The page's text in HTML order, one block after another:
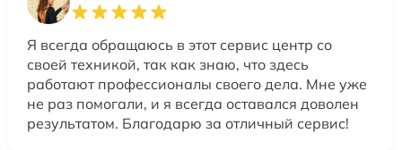
Я всегда обращаюсь в этот сервис центр со
своей техникой, так как знаю, что здесь
работают профессионалы своего дела. Мне уже
не раз помогали, и я всегда оставался доволен
результатом. Благодарю за отличный сервис!